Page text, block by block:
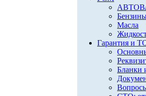
Масла
Гарантия и
Бланки